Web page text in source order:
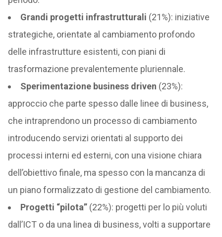
Grandi progetti infrastrutturali (21%): iniziative
strategiche, orientate al cambiamento profondo
delle infrastrutture esistenti, con piani di
trasformazione prevalentemente pluriennale.
Sperimentazione business driven (23%):
approccio che parte spesso dalle linee di business,
che intraprendono un processo di cambiamento
introducendo servizi orientati al supporto dei
processi interni ed esterni, con una visione chiara
dell’obiettivo finale, ma spesso con la mancanza di
un piano formalizzato di gestione del cambiamento.
Progetti “pilota”(22%): progetti per lo più voluti
dall’ICT o da una linea di business, volti a supportare